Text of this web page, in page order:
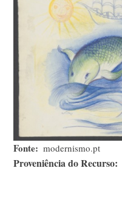
Fonte modernismo.pt
Proveniência do Recurso